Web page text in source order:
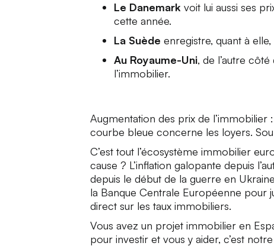
Le Danemark voit lui aussi ses
cette année.
La Suède enregistre, quant à
Au Royaume-Uni, de l’autre
l’immobilier.
Augmentation des prix de l’immobilier
courbe bleue concerne les loyers.
C’est tout l’écosystème immobilier
cause ? L’inflation galopante depuis
depuis le début de la guerre en
la Banque Centrale Européenne pour
direct sur les taux immobiliers.
Vous avez un projet immobilier en
pour investir et vous y aider, c’est